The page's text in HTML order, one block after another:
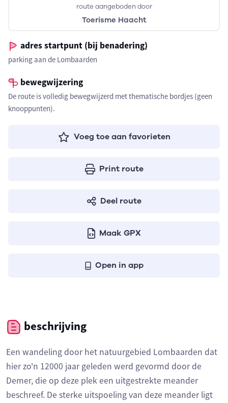
route aangeboden door
Toerisme Haacht
adres startpunt (bij benadering)
parking aan de Lombaarden
bewegwijzering
De route is volledig bewegwijzerd met thematische bordjes (geen
knooppunten).
Voeg toe aan favorieten
Print route
Deel route
Maak GPX
Open in app
beschrijving
Een wandeling door het natuurgebied Lombaarden dat
hier zo'n 12000 jaar geleden werd gevormd door de
Demer, die op deze plek een uitgestrekte meander
beschreef. De sterke uitspoeling van deze meander ligt